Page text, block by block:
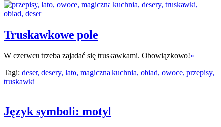
Truskawkowe pole
W czerwcu trzeba zajadać się truskawkami. Obowiązkowo!»
Tagi: deser, desery, lato, magiczna kuchnia, obiad, owoce, przepisy,
truskawki
Język symboli: motyl